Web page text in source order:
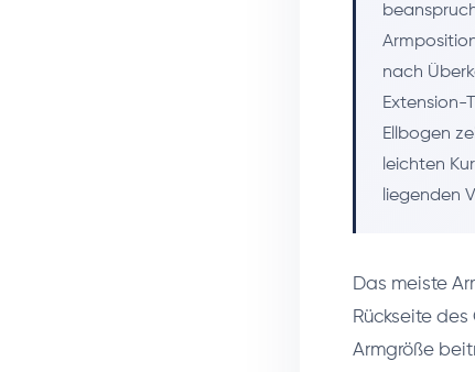
nach
Extension-
Ellbogen
leichten
liegenden
Das meiste
Rückseite
Armgröße